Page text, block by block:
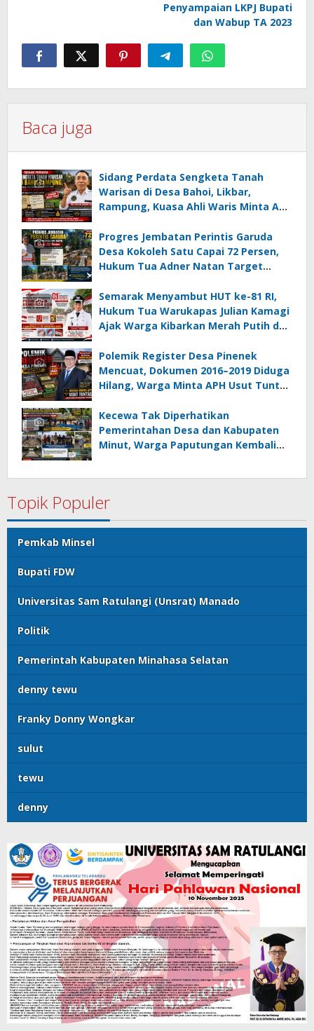
Penyampaian LKPJ Bupati
dan Wabup TA 2023
Baca juga
Sidang Perdata Sengketa Tanah
Warisan di Desa Bahoi, Likbar,
Rampung, Kuasa Ahli Waris Minta APH
Korupsi Dandes
Progres Jembatan Perintis Garuda
Desa Kokoleh Satu Capai 72 Persen,
Hukum Tua Adner Natan Target
Semarak Menyambut HUT ke-81 RI,
Hukum Tua Warukapas Julian Kamagi
Ajak Warga Kibarkan Merah Putih dan
Polemik Register Desa Pinenek
Mencuat, Dokumen 2016–2019 Diduga
Hilang, Warga Minta APH Usut Tuntas
Kumtua HK
Kecewa Tak Diperhatikan
Pemerintahan Desa dan Kabupaten
Minut, Warga Paputungan Kembali
Topik Populer
Pemkab Minsel
Bupati FDW
Universitas Sam Ratulangi (Unsrat) Manado
Politik
Pemerintah Kabupaten Minahasa Selatan
denny tewu
Franky Donny Wongkar
sulut
tewu
denny